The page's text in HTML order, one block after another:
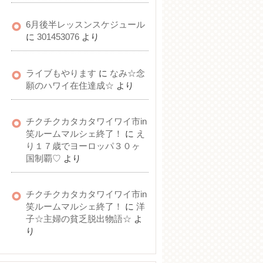
6月後半レッスンスケジュール
に 301453076 より
ライブもやります に なみ☆念
願のハワイ在住達成☆ より
チクチクカタカタワイワイ市in
笑ルームマルシェ終了！
に え
り１７歳でヨーロッパ３０ヶ
国制覇♡ より
チクチクカタカタワイワイ市in
笑ルームマルシェ終了！
に 洋
子☆主婦の貧乏脱出物語☆ よ
り